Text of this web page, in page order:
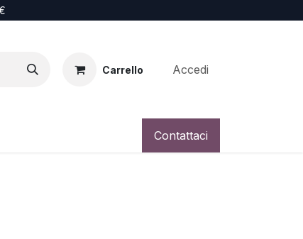
Carrello Accedi
Contattaci